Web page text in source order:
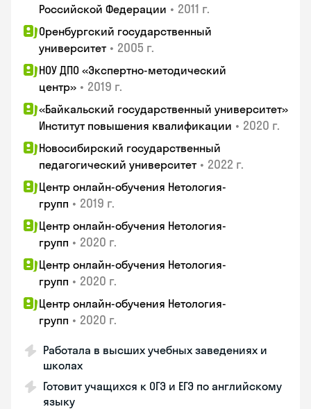
Российской Федерации • 2011 г.
Оренбургский государственный
университет • 2005 г.
НОУ ДПО «Экспертно-методический
центр» • 2019 г.
«Байкальский государственный университет»
Институт повышения квалификации • 2020 г.
Новосибирский государственный
педагогический университет • 2022 г.
Центр онлайн-обучения Нетология-
групп • 2019 г.
Центр онлайн-обучения Нетология-
групп • 2020 г.
Центр онлайн-обучения Нетология-
групп • 2020 г.
Центр онлайн-обучения Нетология-
групп • 2020 г.
Работала в высших учебных заведениях и
школах
Готовит учащихся к ОГЭ и ЕГЭ по английскому
языку